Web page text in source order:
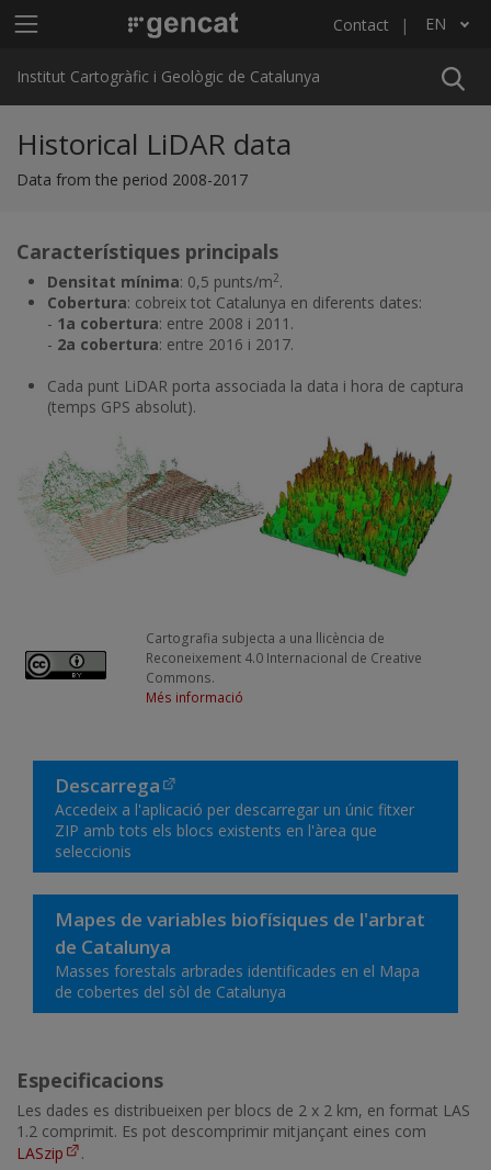
Main menu ICGC Contact EN
List additional actions
Institut Cartogràfic i Geològic de Catalunya
Historical LiDAR data
Data from the period 2008-2017
Característiques principals
Densitat mínima: 0,5 punts/m2.
Cobertura: cobreix tot Catalunya en diferents dates:
- 1a cobertura: entre 2008 i 2011.
- 2a cobertura: entre 2016 i 2017.
Cada punt LiDAR porta associada la data i hora de captura
(temps GPS absolut).
Cartografia subjecta a una llicència de
Reconeixement 4.0 Internacional de Creative
Commons.
Més informació
Descarrega
Accedeix a l'aplicació per descarregar un únic fitxer
ZIP amb tots els blocs existents en l'àrea que
seleccionis
Mapes de variables biofísiques de l'arbrat
de Catalunya
Masses forestals arbrades identificades en el Mapa
de cobertes del sòl de Catalunya
Especificacions
Les dades es distribueixen per blocs de 2 x 2 km, en format LAS
1.2 comprimit. Es pot descomprimir mitjançant eines com
LASzip
.